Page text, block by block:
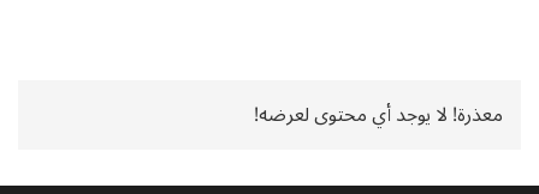
معذرة! لا يوجد أي محتوى لعرضه!